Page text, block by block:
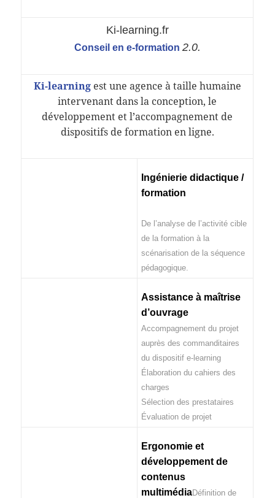
Ki-learning.fr
Conseil en e-formation 2.0.
Ki-learningest une agence à taille humaine
intervenant dans la conception, le
développement et l’accompagnement de
dispositifs de formation en ligne.
Ingénierie didactique /
formation
De l’analyse de l’activité cible
de la formation à la
scénarisation de la séquence
pédagogique.
Assistance à maîtrise
d’ouvrage
Accompagnement du projet
auprès des commanditaires
du dispositif e-learning
Élaboration du cahiers des
charges
Sélection des prestataires
Évaluation de projet
Ergonomie et
développement de
contenus
multimédiaDéfinition de